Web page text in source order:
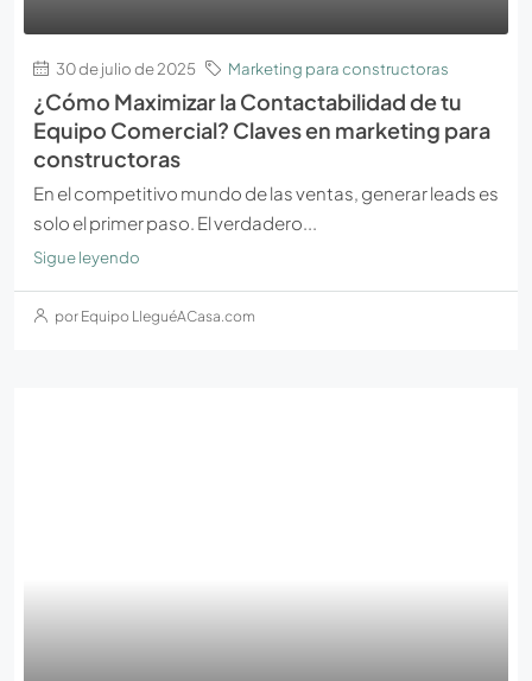
30 de julio de 2025 Marketing para constructoras
¿Cómo Maximizar la Contactabilidad de tu
Equipo Comercial? Claves en marketing para
constructoras
En el competitivo mundo de las ventas, generar leads es
solo el primer paso. El verdadero...
Sigue leyendo
por Equipo LleguéACasa.com